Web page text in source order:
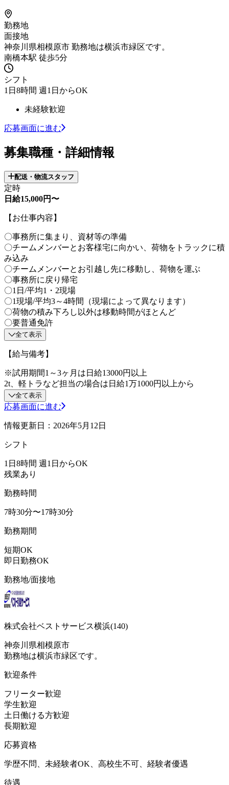
勤務地
面接地
神奈川県相模原市 勤務地は横浜市緑区です。
南橋本駅 徒歩5分
シフト
1日8時間 週1日からOK
未経験歓迎
応募画面に進む
募集職種・詳細情報
配送・物流スタッフ
定時
日給15,000円〜
【お仕事内容】
〇事務所に集まり、資材等の準備
〇チームメンバーとお客様宅に向かい、荷物をトラックに積
み込み
〇チームメンバーとお引越し先に移動し、荷物を運ぶ
〇事務所に戻り帰宅
〇1日/平均1・2現場
〇1現場/平均3～4時間（現場によって異なります）
〇荷物の積み下ろし以外は移動時間がほとんど
〇要普通免許
全て表示
【給与備考】
※試用期間1～3ヶ月は日給13000円以上
2t、軽トラなど担当の場合は日給1万1000円以上から
全て表示
応募画面に進む
情報更新日：2026年5月12日
シフト
1日8時間 週1日からOK
残業あり
勤務時間
7時30分〜17時30分
勤務期間
短期OK
即日勤務OK
勤務地/面接地
株式会社ベストサービス横浜(140)
神奈川県相模原市
勤務地は横浜市緑区です。
歓迎条件
フリーター歓迎
学生歓迎
土日働ける方歓迎
長期歓迎
応募資格
学歴不問、未経験者OK、高校生不可、経験者優遇
待遇